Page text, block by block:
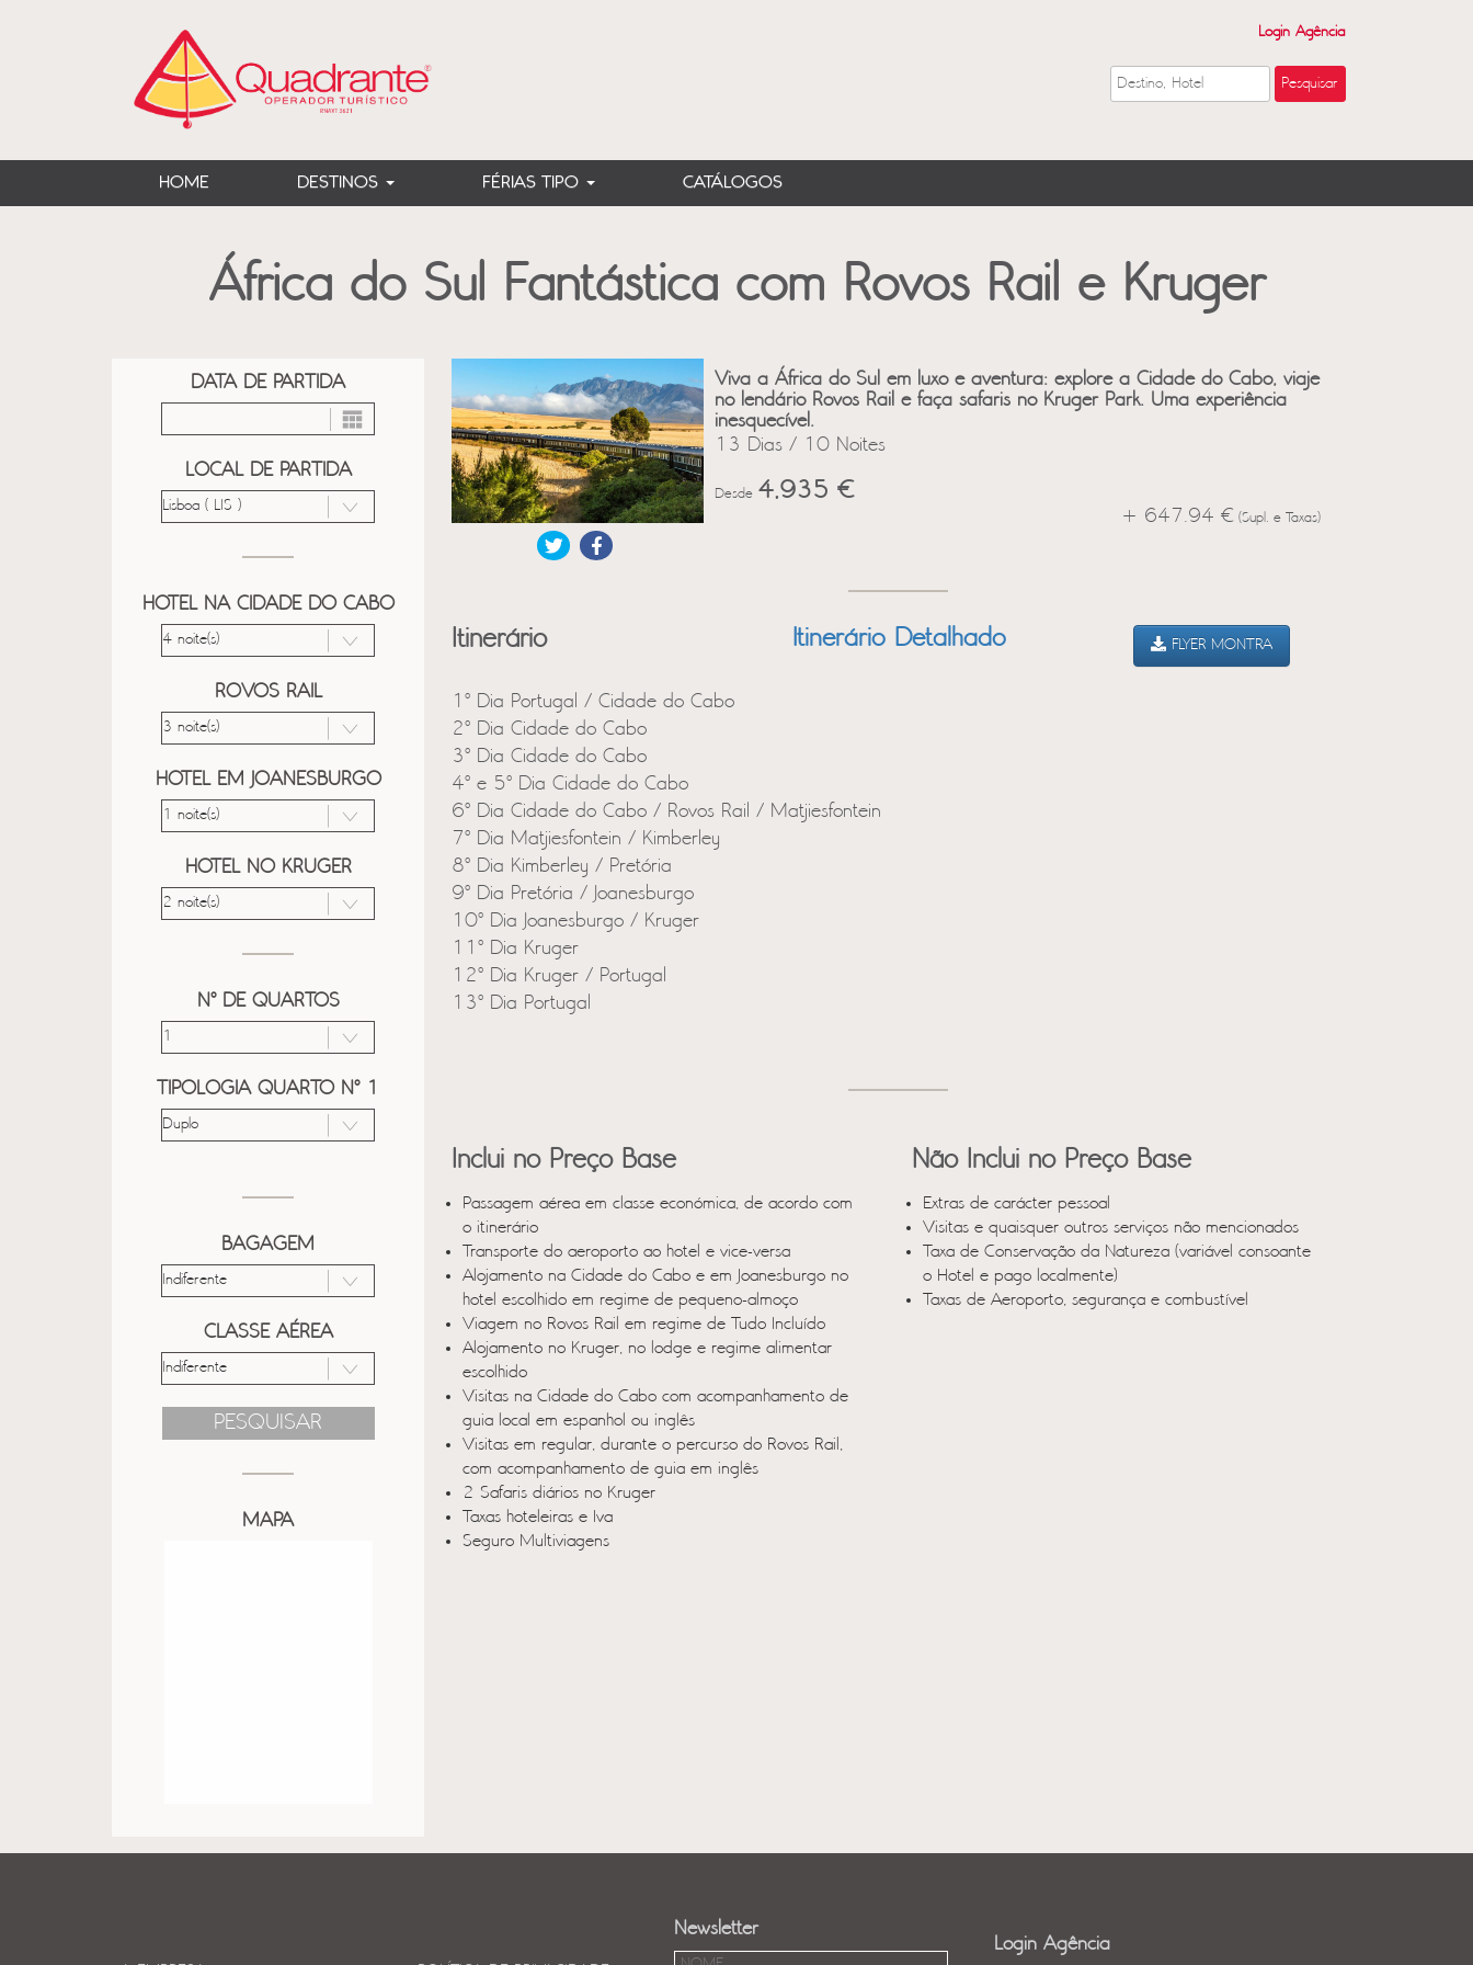
Login Agência
HOME DESTINOS FÉRIAS TIPO CATÁLOGOS
África do Sul Fantástica com Rovos Rail e Kruger
DATA DE PARTIDA
LOCAL DE PARTIDA
HOTEL NA CIDADE DO CABO
ROVOS RAIL
HOTEL EM JOANESBURGO
HOTEL NO KRUGER
Nº DE QUARTOS
TIPOLOGIA QUARTO Nº 1
BAGAGEM
CLASSE AÉREA
PESQUISAR
MAPA
Viva a África do Sul em luxo e aventura: explore a Cidade do Cabo, viaje
no lendário Rovos Rail e faça safaris no Kruger Park. Uma experiência
inesquecível.
13 Dias / 10 Noites
Desde 4,935 €
+ 647.94 € (Supl. e Taxas)
Itinerário Itinerário Detalhado FLYER MONTRA
1º Dia Portugal / Cidade do Cabo
2º Dia Cidade do Cabo
3º Dia Cidade do Cabo
4º e 5º Dia Cidade do Cabo
6º Dia Cidade do Cabo / Rovos Rail / Matjiesfontein
7º Dia Matjiesfontein / Kimberley
8º Dia Kimberley / Pretória
9º Dia Pretória / Joanesburgo
10º Dia Joanesburgo / Kruger
11º Dia Kruger
12º Dia Kruger / Portugal
13º Dia Portugal
Inclui no Preço Base
Passagem aérea em classe económica, de acordo com
o itinerário
Transporte do aeroporto ao hotel e vice-versa
Alojamento na Cidade do Cabo e em Joanesburgo no
hotel escolhido em regime de pequeno-almoço
Viagem no Rovos Rail em regime de Tudo Incluído
Alojamento no Kruger, no lodge e regime alimentar
escolhido
Visitas na Cidade do Cabo com acompanhamento de
guia local em espanhol ou inglês
Visitas em regular, durante o percurso do Rovos Rail,
com acompanhamento de guia em inglês
2 Safaris diários no Kruger
Taxas hoteleiras e Iva
Seguro Multiviagens
Não Inclui no Preço Base
Extras de carácter pessoal
Visitas e quaisquer outros serviços não mencionados
Taxa de Conservação da Natureza (variável consoante
o Hotel e pago localmente)
Taxas de Aeroporto, segurança e combustível
Newsletter
Login Agência